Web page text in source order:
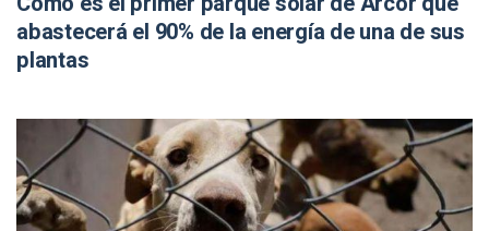
abastecerá el 90% de la energía de una de sus
plantas